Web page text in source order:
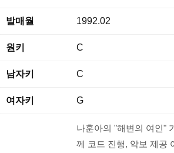
발매월 1992.02
원키 C
남자키 C
여자키 G
나훈아의 "해변의 여인"
께 코드 진행, 악보 제공